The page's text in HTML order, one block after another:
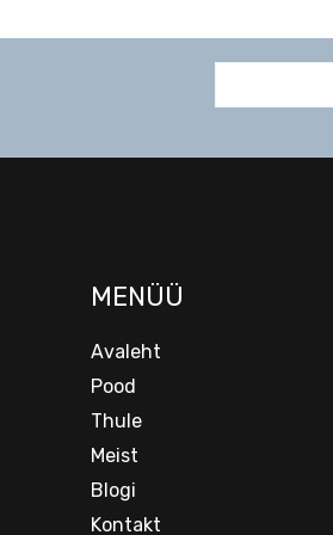
MENÜÜ
Avaleht
Pood
Thule
Meist
Blogi
Kontakt